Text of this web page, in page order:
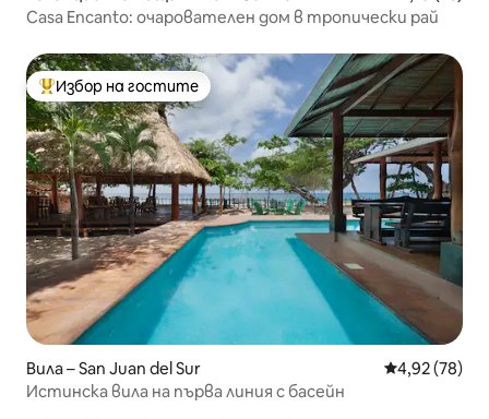
Casa Encanto: очарователен дом в тропически рай
Най-популярен избор на гостите
Избор на гостите
Вила – San Juan del Sur Средна
4,92 (78)
Истинска вила на първа линия с басейн